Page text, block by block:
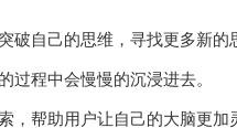
破自己的思维，寻找更多新的
过程中会慢慢的沉浸进去。
，帮助用户让自己的大脑更加